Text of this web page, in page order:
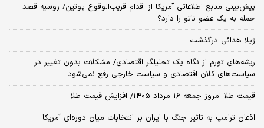
پیش‌بینی منابع اطلاعاتی آمریکا از اقدام قریب‌الوقوع پوتین/ روسیه قصد
حمله به یک عضو ناتو را دارد؟
ژیلا هدائی درگذشت
ریشه‌های تورم از نگاه یک تحلیلگر اقتصادی/ مشکلات بدون تغییر در
سیاست‌های کلان اقتصادی و سیاست خارجی رفع نمی‌شود
قیمت طلا امروز جمعه ۱۶ مرداد ۱۴۰۵/ افزایش قیمت طلا
اذعان ترامپ به تاثیر جنگ با ایران بر انتخابات میان دوره‌ای آمریکا